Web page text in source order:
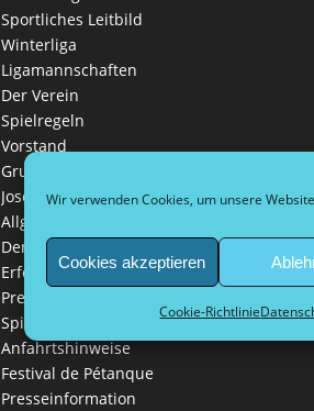
Wir verwenden Cookies, um unsere
Cookies akzeptieren
Cookie-Richtlinie
Sportliches Leitbild
Winterliga
Ligamannschaften
Der Verein
Spielregeln
Vorstand
Grußwort Schirmherr Bürgermeister
Josef Hinkel
Allgemeine Informationen
Der Sport
Erfolge der Vereinsmitglieder
Presse-Clips
Spielzubehör
Anfahrtshinweise
Festival de Pétanque
Presseinformation